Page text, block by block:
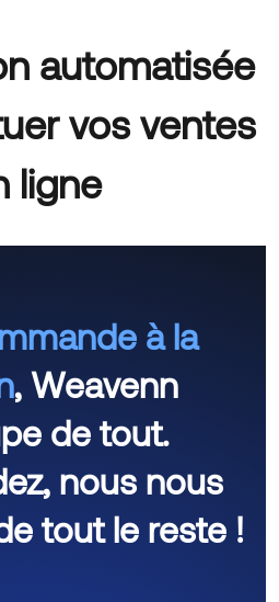
automatisée
vos ventes
ligne
à la
, Weavenn
de tout.
nous nous
tout le reste !